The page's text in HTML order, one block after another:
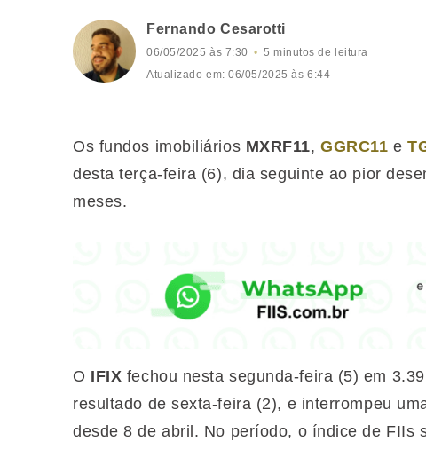
Fernando Cesarotti
06/05/2025 às 7:30
5 minutos de leitura
Atualizado em: 06/05/2025 às 6:44
Os fundos imobiliários MXRF11,GGRC11 e
desta terça-feira (6), dia seguinte ao pior
meses.
O IFIX fechou nesta segunda-feira (5) em
resultado de sexta-feira (2), e interrompeu
desde 8 de abril. No período, o índice de FIIs